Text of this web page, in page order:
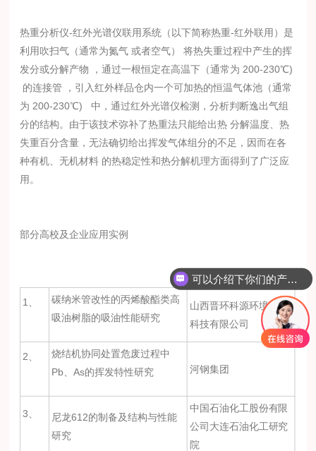
热重分析仪-红外光谱仪联用系统（以下简称热重-红外联用）是
利用吹扫气（通常为氮气 或者空气） 将热失重过程中产生的挥
发分或分解产物 ，通过一根恒定在高温下（通常为 200-230℃)
的连接管 ，引入红外样品仓内一个可加热的恒温气体池（通常
为 200-230℃) 中，通过红外光谱仪检测，分析判断逸出气组
分的结构。由于该技术弥补了热重法只能给出热 分解温度、热
失重百分含量，无法确切给出挥发气体组分的不足，因而在各
种有机、无机材料 的热稳定性和热分解机理方面得到了广泛应
用。
部分高校及企业应用实例
1、
碳纳米管改性的丙烯酸酯类高
吸油树脂的吸油性能研究
山西晋环科源环境资源
科技有限公司
2、
烧结机协同处置危废过程中
Pb、As的挥发特性研究
河钢集团
3、
尼龙612的制备及结构与性能
研究
中国石油化工股份有限
公司大连石油化工研究
院
如何联系你们公司？